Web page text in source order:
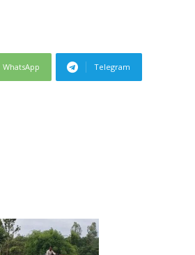
WhatsApp Telegram